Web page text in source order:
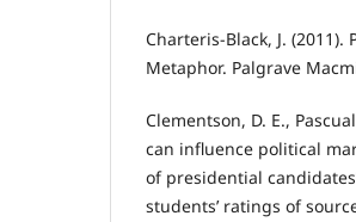
Charteris-Black, J.
Metaphor. Palgrave
Clementson, D. E.,
can influence political
of presidential
students’ ratings of